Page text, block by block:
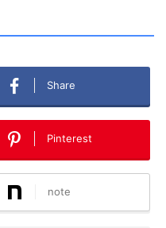
Share
Pinterest
note